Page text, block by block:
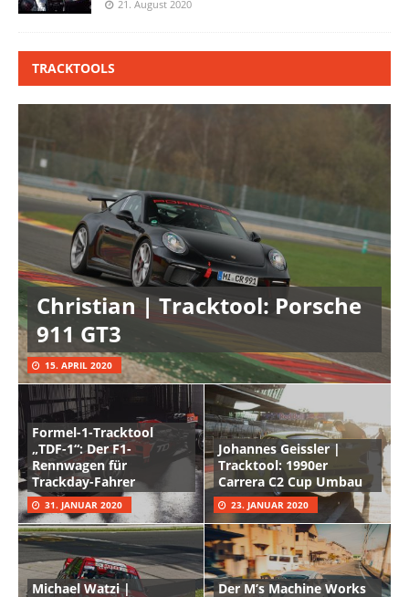
21. August 2020
TRACKTOOLS
Christian | Tracktool: Porsche
911 GT3
15. APRIL 2020
Formel-1-Tracktool
„TDF-1“: Der F1-
Rennwagen für
Trackday-Fahrer
31. JANUAR 2020
Johannes Geissler |
Tracktool: 1990er
Carrera C2 Cup Umbau
23. JANUAR 2020
Michael Watzi |
Der M’s Machine Works